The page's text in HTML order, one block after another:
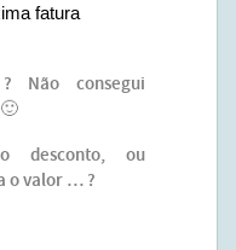
fatura
Não consegui
desconto, ou
o valor … ?